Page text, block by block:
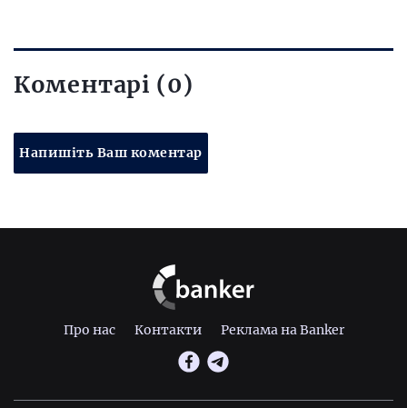
Коментарі (0)
Напишіть Ваш коментар
Про нас Контакти Реклама на Banker